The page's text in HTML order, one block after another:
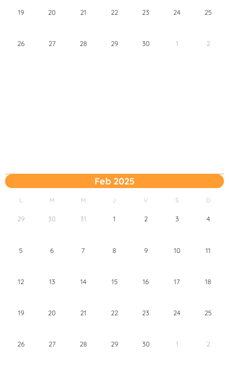
19 20 21 22 23 24 25
26 27 28 29 30 1 2
Feb 2025
L M M J V S D
29 30 31 1 2 3 4
5 6 7 8 9 10 11
12 13 14 15 16 17 18
19 20 21 22 23 24 25
26 27 28 29 30 1 2